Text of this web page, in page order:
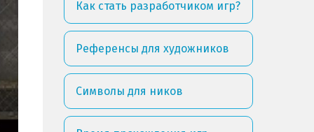
Как стать разработчиком игр?
Референсы для художников
Символы для ников